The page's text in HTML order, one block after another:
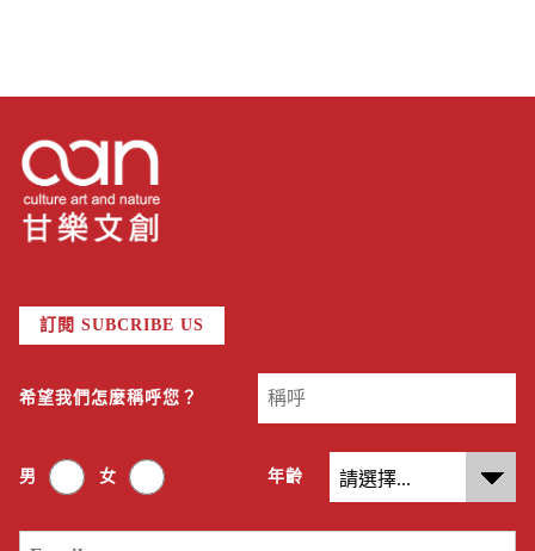
訂閱 SUBCRIBE US
希望我們怎麼稱呼您？
男 女 年齡